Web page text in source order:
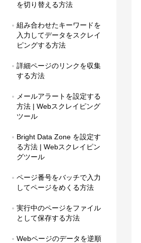
を切り替える方法
組み合わせたキーワードを
入力してデータをスクレイ
ピングする方法
詳細ページのリンクを収集
する方法
メールアラートを設定する
方法 | Webスクレイピング
ツール
Bright Data Zone を設定す
る方法 | Webスクレイピン
グツール
ページ番号をバッチで入力
してページをめくる方法
実行中のページをファイル
として保存する方法
Webページのデータを逆順